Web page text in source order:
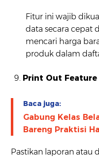
Fitur ini wajib
data secara cepat
mencari harga
produk dalam
Print Out Feature
Baca juga:
Gabung Kelas
Bareng Praktisi
Pastikan laporan atau